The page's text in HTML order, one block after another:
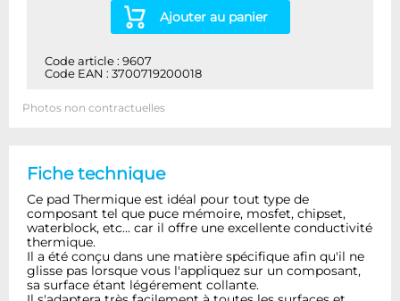
Ajouter au panier
Code article : 9607
Code EAN : 3700719200018
Photos non contractuelles
Fiche technique
Ce pad Thermique est idéal pour tout type de
composant tel que puce mémoire, mosfet, chipset,
waterblock, etc... car il offre une excellente conductivité
thermique.
Il a été conçu dans une matière spécifique afin qu'il ne
glisse pas lorsque vous l'appliquez sur un composant,
sa surface étant légérement collante.